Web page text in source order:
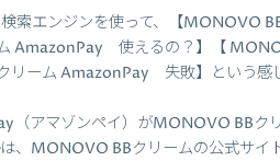
索エンジンを使って、【MONOVO
AmazonPay 使えるの？】【
リーム AmazonPay 失敗】という感
（アマゾンペイ）がMONOVO BBク
、MONOVO BBクリームの公式サイ